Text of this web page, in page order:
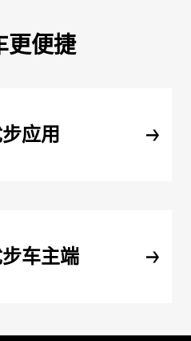
更便捷
应用
车主端